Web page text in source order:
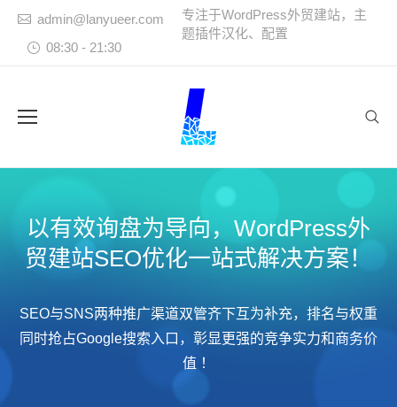
admin@lanyueer.com
08:30 - 21:30
专注于WordPress外贸建站，主
题插件汉化、配置
以有效询盘为导向，WordPress外
贸建站SEO优化一站式解决方案！
SEO与SNS两种推广渠道双管齐下互为补充，排名与权重
同时抢占Google搜索入口，彰显更强的竞争实力和商务价
值 ！